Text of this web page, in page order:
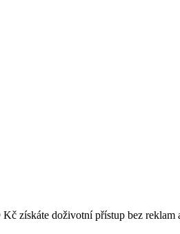
získáte doživotní přístup bez reklam